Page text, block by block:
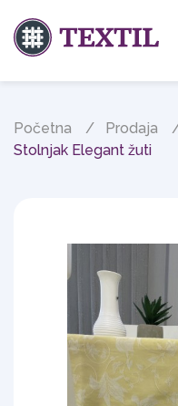
Početna Prodaja
Stolnjak Elegant žuti